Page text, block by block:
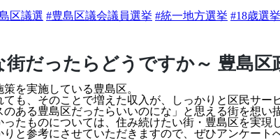
区議選 #豊島区議会議員選挙 #統一地方選挙 #18歳選
だったらどうですか～ 豊島区
を実施している豊島区。
も、そのことで増えた収入が、しっかりと区民サー
ある豊島区だったらいいのにな」と思える街を想い
たものについては、住み続けたい街・豊島区を実
と参考にさせていただきますので、ぜひアンケート